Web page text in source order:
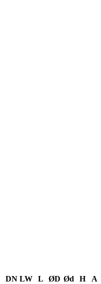
DN LW L ØD Ød H A